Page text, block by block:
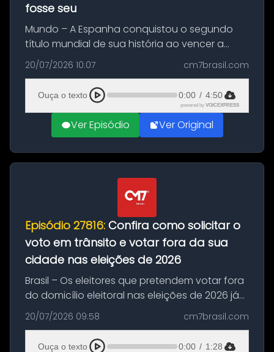
fosse seu
Mundo – A Espanha conquistou o segundo
título mundial de sua história ao vencer a
Argentina por 1 a 0, neste domingo (19), na
decisão da Copa do Mundo de 2026. Depois
de um duelo sem gols durante o te...
20/07/2026 10:07 cm7brasil.com
Ouça o texto 0:00 / 4:50
powered by VOICEXPRESS
Ver Episódio Ver Original
Episódio 27816: Confira como solicitar o
voto em trânsito e votar fora da sua
cidade nas eleições de 2026
Brasil – Os eleitores que pretendem votar fora
do domicílio eleitoral nas eleições de 2026 já
podem solicitar o voto em trânsito a partir
desta segunda-feira (20). O pedido pode ser
feito até 20 de ag...
20/07/2026 09:58 cm7brasil.com
Ouça o texto 0:00 / 1:28